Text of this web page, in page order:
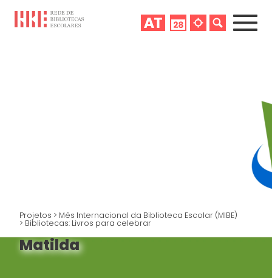
Projetos > Mês Internacional da Biblioteca Escolar (MIBE)
> Bibliotecas: Livros para celebrar
Matilda